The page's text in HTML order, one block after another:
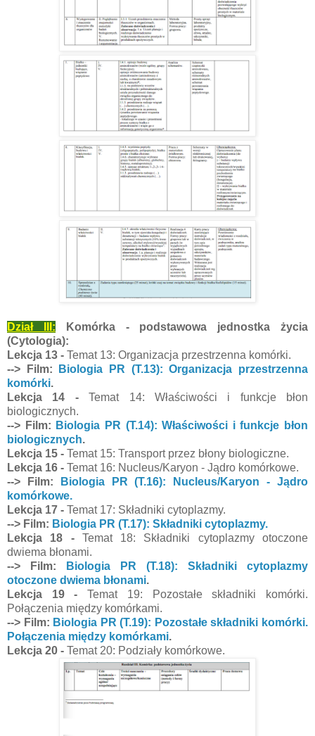
Dział III:
Komórka - podstawowa jednostka życia
(Cytologia):
Lekcja 13 - Temat 13: Organizacja przestrzenna komórki.
--> Film:
Biologia PR (T.13): Organizacja przestrzenna
komórki.
Lekcja 14 -Temat 14: Właściwości i funkcje błon
biologicznych.
--> Film: Biologia PR (T.14): Właściwości i funkcje błon
biologicznych.
Lekcja 15 - Temat 15: Transport przez błony biologiczne.
Lekcja 16 - Temat 16: Nucleus/Karyon - Jądro komórkowe.
--> Film:
Biologia PR (T.16): Nucleus/Karyon - Jądro
komórkowe.
Lekcja 17 - Temat 17: Składniki cytoplazmy.
--> Film: Biologia PR (T.17): Składniki cytoplazmy.
Lekcja 18 - Temat 18: Składniki cytoplazmy otoczone
dwiema błonami.
--> Film:
Biologia PR (T.18): Składniki cytoplazmy
otoczone dwiema błonami.
Lekcja 19 -Temat 19: Pozostałe składniki komórki.
Połączenia między komórkami.
--> Film: Biologia PR (T.19): Pozostałe składniki komórki.
Połączenia między komórkami.
Lekcja 20 - Temat 20: Podziały komórkowe.